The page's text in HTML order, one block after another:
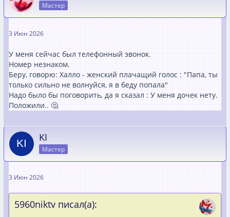
Мастер
3 Июн 2026
У меня сейчас был телефонный звонок.
Номер незнаком.
Беру, говорю: Халло - женский плачащий голос : "Папа, ты
только сильно не волнуйся, я в беду попала"
Надо было бы поговорить, да я сказал : У меня дочек нету.
Положили.. 🤔
KI
Мастер
3 Июн 2026
5960niktv писал(а):